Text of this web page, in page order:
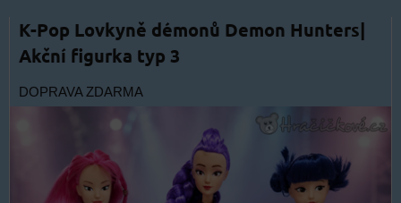
K-Pop Lovkyně démonů Demon Hunters|
Akční figurka typ 3
DOPRAVA ZDARMA